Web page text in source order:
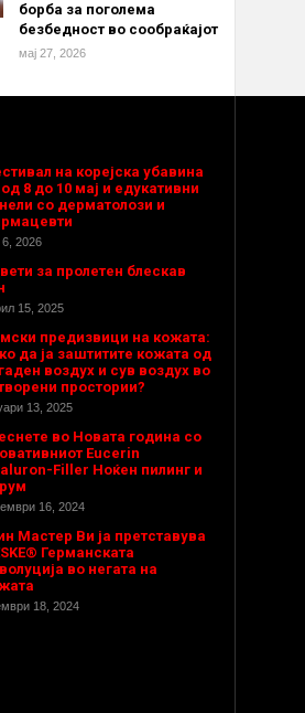
борба за поголема
безбедност во сообраќајот
мај 27, 2026
на корејска убавина
од 8 до 10 мај и едукативни
со дерматолози и
6, 2026
за пролетен блескав
15, 2025
предизвици на кожата:
да ја заштитите кожата од
воздух и сув воздух во
простории?
13, 2025
во Новата година со
Eucerin
Filler Ноќен пилинг и
16, 2024
Мастер Ви ја претставува
Германската
во негата на
18, 2024